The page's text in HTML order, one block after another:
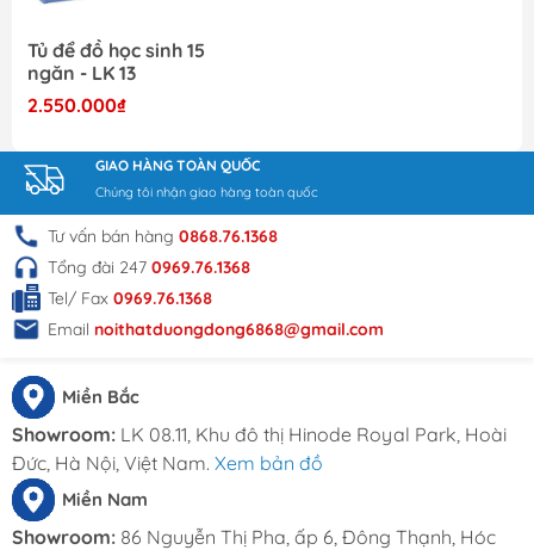
Tủ để đồ học sinh 15
ngăn - LK 13
2.550.000₫
GIAO HÀNG TOÀN QUỐC
Chúng tôi nhận giao hàng toàn quốc
Tư vấn bán hàng 0868.76.1368
Tổng đài 247 0969.76.1368
Tel/ Fax 0969.76.1368
Email noithatduongdong6868@gmail.com
Miền Bắc
Showroom: LK 08.11, Khu đô thị Hinode Royal Park, Hoài
Đức, Hà Nội, Việt Nam. Xem bản đồ
Miền Nam
Showroom: 86 Nguyễn Thị Pha, ấp 6, Đông Thạnh, Hóc